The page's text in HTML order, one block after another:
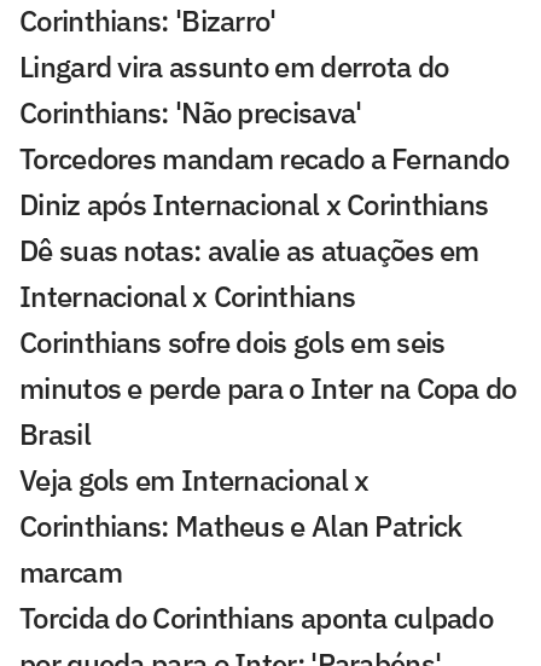
Corinthians: 'Bizarro'
Lingard vira assunto em derrota do
Corinthians: 'Não precisava'
Torcedores mandam recado a Fernando
Diniz após Internacional x Corinthians
Dê suas notas: avalie as atuações em
Internacional x Corinthians
Corinthians sofre dois gols em seis
minutos e perde para o Inter na Copa do
Brasil
Veja gols em Internacional x
Corinthians: Matheus e Alan Patrick
marcam
Torcida do Corinthians aponta culpado